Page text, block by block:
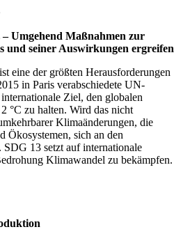
Umge­hend Maß­nah­men zur
und sei­ner Aus­wir­kun­gen ergrei­fen
eine der größten Herausforderungen
in Paris verabschiedete UN-
Ziel, den globalen
°C zu halten. Wird das nicht
Klimaänderungen, die
Ökosystemen, sich an den
13 setzt auf internationale
Klimawandel zu bekämpfen.